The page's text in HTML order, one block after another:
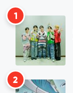
1
2